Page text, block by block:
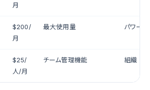
月
$200/
月
最大使用量 パワー
$25/
人/月
チーム管理機能 組織